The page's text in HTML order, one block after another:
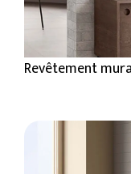
Revêtement